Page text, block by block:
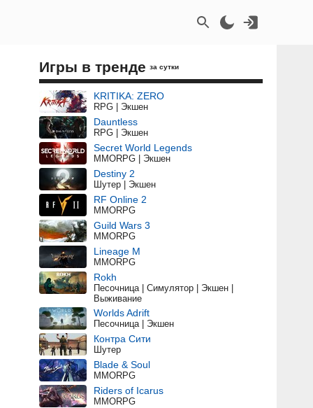
Игры в тренде за сутки
KRITIKA: ZERO
RPG | Экшен
Dauntless
RPG | Экшен
Secret World Legends
MMORPG | Экшен
Destiny 2
Шутер | Экшен
RF Online 2
MMORPG
Guild Wars 3
MMORPG
Lineage M
MMORPG
Rokh
Песочница | Симулятор | Экшен |
Выживание
Worlds Adrift
Песочница | Экшен
Контра Сити
Шутер
Blade & Soul
MMORPG
Riders of Icarus
MMORPG